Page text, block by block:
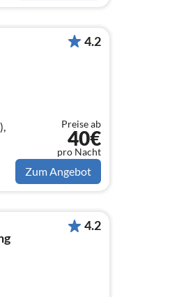
4.2
Preise ab
40€
pro Nacht
Zum Angebot
4.2